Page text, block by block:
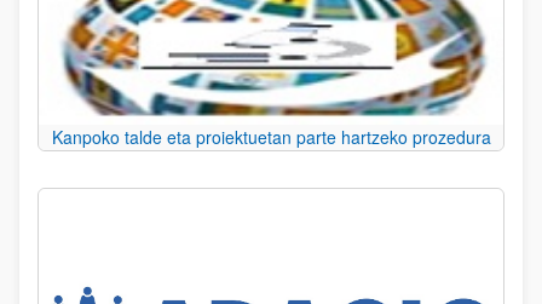
Kanpoko talde eta proiektuetan parte hartzeko prozedura